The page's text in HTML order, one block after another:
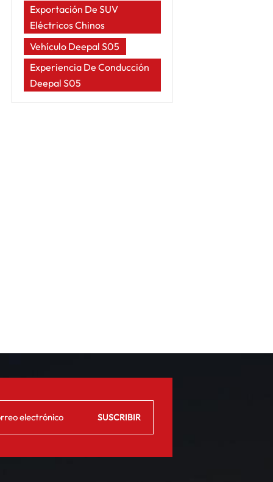
Exportación De SUV
Eléctricos Chinos
Vehículo Deepal S05
Experiencia De Conducción
Deepal S05